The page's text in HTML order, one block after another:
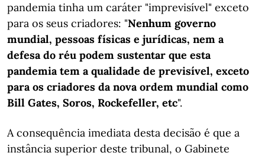
pandemia tinha um caráter "imprevisível" exceto
para os seus criadores: "Nenhum governo
mundial, pessoas físicas e jurídicas, nem a
defesa do réu podem sustentar que esta
pandemia tem a qualidade de previsível, exceto
para os criadores da nova ordem mundial como
Bill Gates, Soros, Rockefeller, etc".
A consequência imediata desta decisão é que a
instância superior deste tribunal, o Gabinete